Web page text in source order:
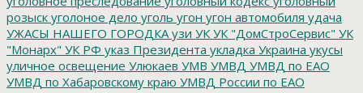
розыск уголоное дело уголь угон угон автомобиля удача
УЖАСЫ НАШЕГО ГОРОДКА узи УК УК "ДомСтроСервис" УК
"Монарх" УК РФ указ Президента укладка Украина укусы
уличное освещение Улюкаев УМВ УМВД УМВД по ЕАО
УМВД по Хабаровскому краю УМВД России по ЕАО